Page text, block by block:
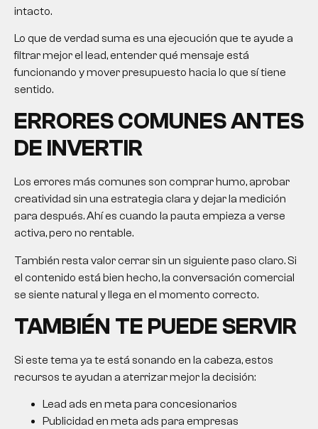
intacto.
Lo que de verdad suma es una ejecución que te ayude a
filtrar mejor el lead, entender qué mensaje está
funcionando y mover presupuesto hacia lo que sí tiene
sentido.
ERRORES COMUNES ANTES
DE INVERTIR
Los errores más comunes son comprar humo, aprobar
creatividad sin una estrategia clara y dejar la medición
para después. Ahí es cuando la pauta empieza a verse
activa, pero no rentable.
También resta valor cerrar sin un siguiente paso claro. Si
el contenido está bien hecho, la conversación comercial
se siente natural y llega en el momento correcto.
TAMBIÉN TE PUEDE SERVIR
Si este tema ya te está sonando en la cabeza, estos
recursos te ayudan a aterrizar mejor la decisión:
Lead ads en meta para concesionarios
Publicidad en meta ads para empresas